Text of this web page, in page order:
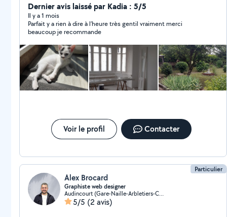
suis en train en même temps de rénover ma maison
niveau placo et électricité, tout comme peinture et
papiers peints !
Dernier avis laissé par Kadia : 5/5
Il y a 1 mois
Parfait y a rien à dire à l’heure très gentil vraiment merci
beaucoup je recommande
Voir le profil Contacter
Particulier
Alex Brocard
Graphiste web designer
Audincourt (Gare-Naille-Arbletiers-Cantons)
5/5 (2 avis)